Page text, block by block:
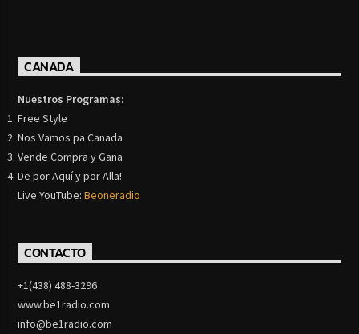
CANADA
Nuestros Programas:
Free Style
Nos Vamos pa Canada
Vende Compra y Gana
De por Aquí y por Alla!
Live YouTube:Beoneradio
CONTACTO
+1(438) 488-3296
www.be1radio.com
info@be1radio.com